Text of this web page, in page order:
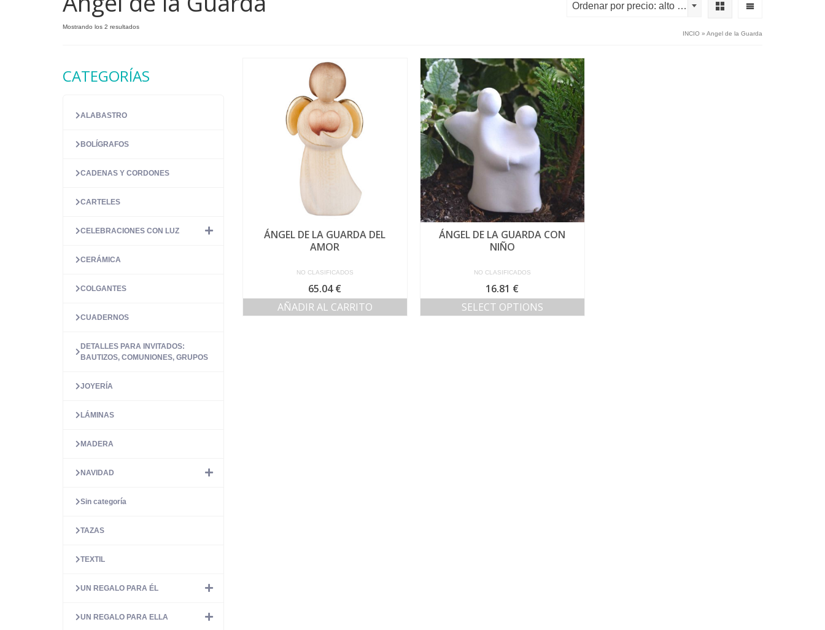
Mostrando los 2 resultadosOrdenado
a
Ordenar por precio: alto a bajo
INCIO » Angel de la Guarda
ÁNGEL DE LA GUARDA DEL
AMOR
NO CLASIFICADOS
65.04€
AÑADIR AL CARRITO
ÁNGEL DE LA GUARDA CON
NIÑO
NO CLASIFICADOS
16.81 €
SELECT OPTIONS
CATEGORÍAS
ALABASTRO
BOLÍGRAFOS
CADENAS Y CORDONES
CARTELES
CELEBRACIONES CON LUZ
CERÁMICA
COLGANTES
CUADERNOS
DETALLES PARA INVITADOS:
BAUTIZOS, COMUNIONES, GRUPOS
JOYERÍA
LÁMINAS
MADERA
NAVIDAD
Sin categoría
TAZAS
TEXTIL
UN REGALO PARA ÉL
UN REGALO PARA ELLA